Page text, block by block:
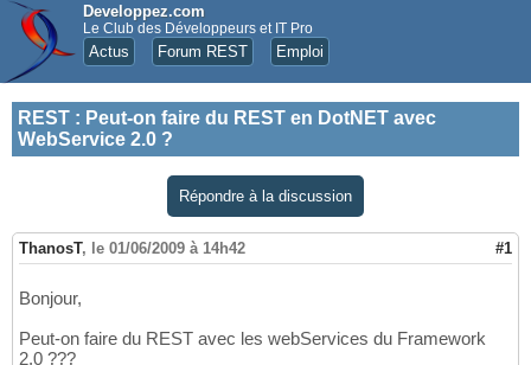
Developpez.com
Le Club des Développeurs et IT Pro
Actus Forum REST Emploi
REST : Peut-on faire du REST en DotNET avec
WebService 2.0 ?
Répondre à la discussion
ThanosT, le 01/06/2009 à 14h42 #1
Bonjour,
Peut-on faire du REST avec les webServices du Framework
2.0 ???